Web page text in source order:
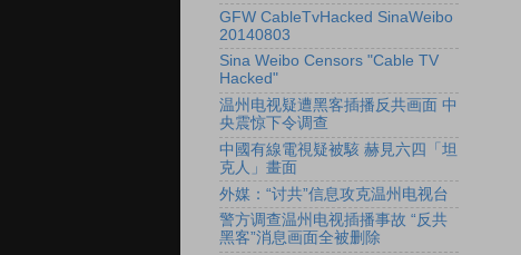
GFW CableTvHacked SinaWeibo
20140803
Sina Weibo Censors "Cable TV
Hacked"
温州电视疑遭黑客插播反共画面 中
央震惊下令调查
中國有線電視疑被駭 赫見六四「坦
克人」畫面
外媒：“讨共”信息攻克温州电视台
警方调查温州电视插播事故 “反共
黑客”消息画面全被删除